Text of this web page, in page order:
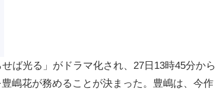
ば光る」がドラマ化され、27日13時45分から
嶋花が務めることが決まった。豊嶋は、今作